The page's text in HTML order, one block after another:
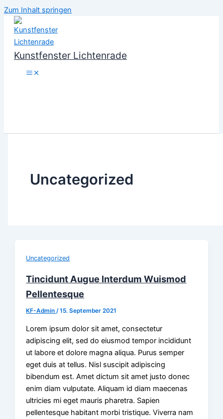
Zum Inhalt springen
Kunstfenster Lichtenrade
Uncategorized
Uncategorized
Tincidunt Augue Interdum Wuismod
Pellentesque
KF-Admin/15. September 2021
Lorem ipsum dolor sit amet, consectetur
adipiscing elit, sed do eiusmod tempor incididunt
ut labore et dolore magna aliqua. Purus semper
eget duis at tellus. Nisl suscipit adipiscing
bibendum est. Amet dictum sit amet justo donec
enim diam vulputate. Aliquam id diam maecenas
ultricies mi eget mauris pharetra. Sapien
pellentesque habitant morbi tristique. Viverra nam